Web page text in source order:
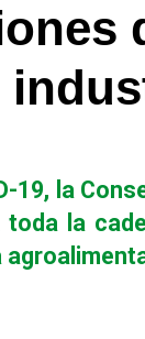
la
la